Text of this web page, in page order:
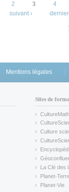
2 3
4
suivant ›
Mentions légales
Sites de
CultureMath
(link is
(link is
Culture
(link is
(link is
(link is
La Clé des
(link is
Planet-
(link is
Planet-Vie